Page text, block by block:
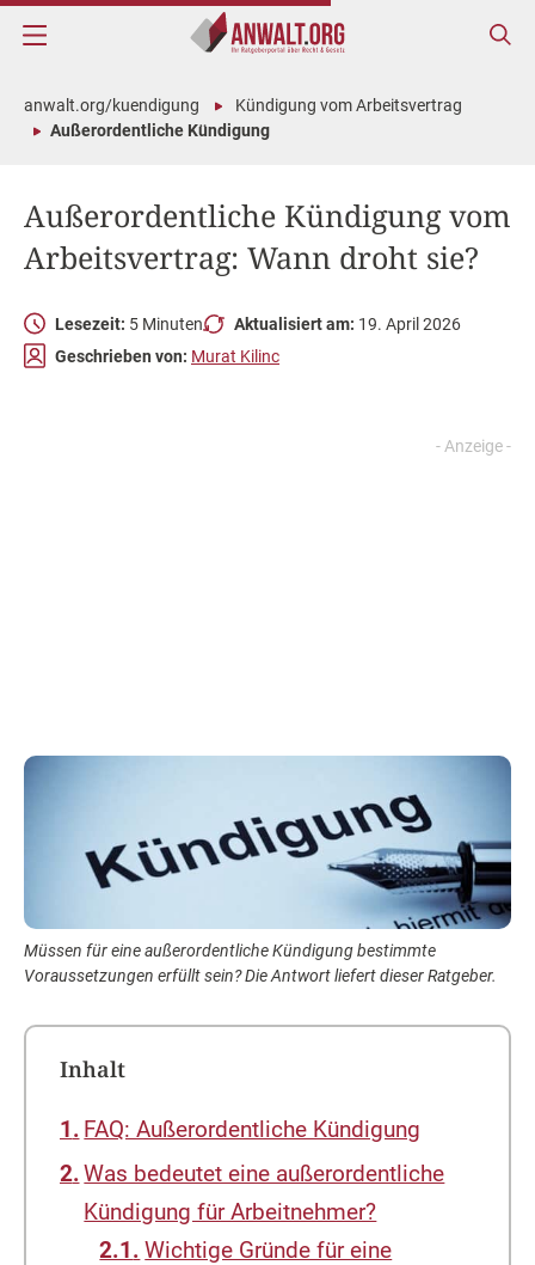
Außerordentliche Kündigung vom
Arbeitsvertrag: Wann droht sie?
anwalt.org/kuendigung
Kündigung vom Arbeitsvertrag
Außerordentliche Kündigung
Lesezeit: 5 Minuten Aktualisiert am: 19. April 2026
Geschrieben von: Murat Kilinc
Müssen für eine außerordentliche Kündigung bestimmte
Voraussetzungen erfüllt sein? Die Antwort liefert dieser Ratgeber.
Inhalt
FAQ: Außerordentliche Kündigung
Was bedeutet eine außerordentliche
Kündigung für Arbeitnehmer?
Wichtige Gründe für eine